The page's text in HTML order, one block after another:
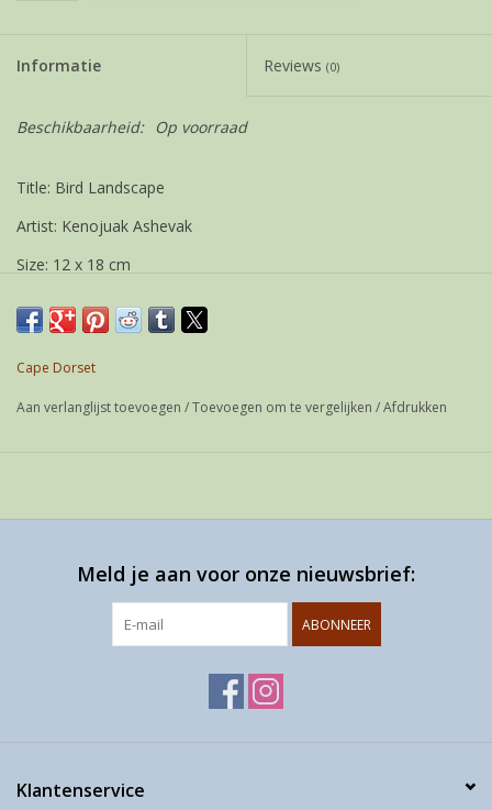
Informatie Reviews (0)
Beschikbaarheid: Op voorraad
Title: Bird Landscape
Artist: Kenojuak Ashevak
Size: 12 x 18 cm
Weight: 21 gram
Cape Dorset
Aan verlanglijst toevoegen /Toevoegen om te vergelijken /Afdrukken
Meld je aan voor onze nieuwsbrief:
ABONNEER
Klantenservice